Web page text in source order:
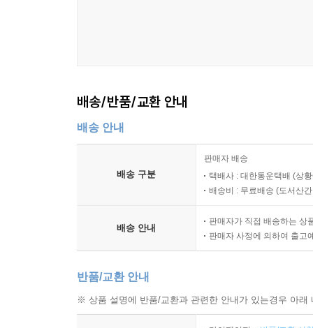
배송/반품/교환 안내
배송 안내
배송 구분
판매자 배송
택배사 : 대한통운택배 (상
배송비 : 무료배송 (도서산
배송 안내
판매자가 직접 배송하는 상
판매자 사정에 의하여 출고
반품/교환 안내
※ 상품 설명에 반품/교환과 관련한 안내가 있는경우 아